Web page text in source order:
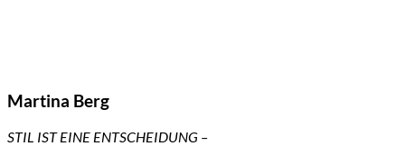
Martina Berg
STIL IST EINE ENTSCHEIDUNG –